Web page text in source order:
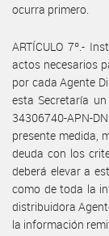
ocurra primero.
ARTÍCULO 7º.-
actos necesarios
por cada Agente
esta Secretaría
34306740-APN-
presente medida,
deuda con los
deberá elevar a
como de toda la
distribuidora
la información